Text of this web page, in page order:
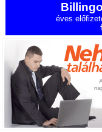
Billingo
éves